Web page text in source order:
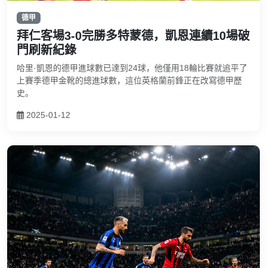
德甲
拜仁客場3-0完勝多特蒙德，凱恩連續10場破
門刷新紀錄
哈里·凱恩的德甲進球數已達到24球，他僅用18輪比賽就追平了
上賽季德甲金靴的總進球數，這位英格蘭前鋒正在改寫德甲歷
史。
2025-01-12